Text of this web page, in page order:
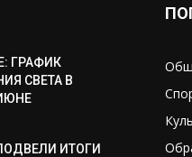
ГРАФИК
СВЕТА В
ИТОГИ